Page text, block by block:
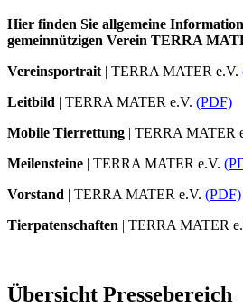
Hier finden Sie allgemeine
gemeinnützigen Verein TERRA
Vereinsportrait | TERRA MATER e.V.
Leitbild | TERRA MATER e.V. (PDF)
Mobile Tierrettung | TERRA MATER
Meilensteine | TERRA MATER e.V.
Vorstand | TERRA MATER e.V. (PDF)
Tierpatenschaften | TERRA MATER
Übersicht Pressebereich